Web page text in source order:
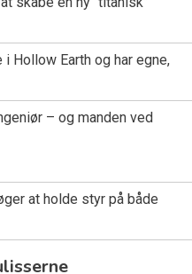
Hollow Earth og har egne,
– og manden ved
at holde styr på både